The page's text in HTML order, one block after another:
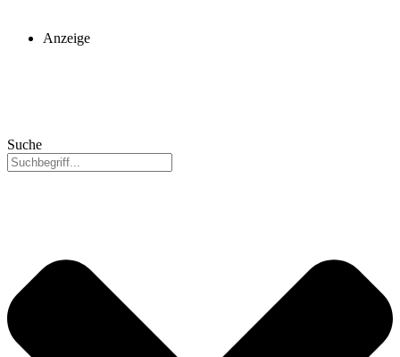
Anzeige
Suche